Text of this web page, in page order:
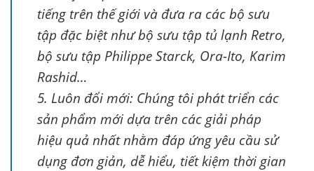
tiếng trên thế giới và đưa ra các bộ sưu
tập đặc biệt như bộ sưu tập tủ lạnh Retro,
bộ sưu tập Philippe Starck, Ora-Ito, Karim
Rashid…
5. Luôn đổi mới: Chúng tôi phát triển các
sản phẩm mới dựa trên các giải pháp
hiệu quả nhất nhằm đáp ứng yêu cầu sử
dụng đơn giản, dễ hiểu, tiết kiệm thời gian